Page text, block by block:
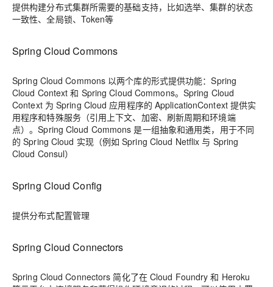
提供构建分布式集群所需要的基础支持，比如选举、集群的状态
一致性、全局锁、Token等
Spring Cloud Commons
Spring Cloud Commons 以两个库的形式提供功能：Spring
Cloud Context 和 Spring Cloud Commons。Spring Cloud
Context 为 Spring Cloud 应用程序的 ApplicationContext 提供实
用程序和特殊服务（引用上下文、加密、刷新周期和环境端
点）。Spring Cloud Commons 是一组抽象和通用类，用于不同
的 Spring Cloud 实现（例如 Spring Cloud Netflix 与 Spring
Cloud Consul）
Spring Cloud Config
提供分布式配置管理
Spring Cloud Connectors
Spring Cloud Connectors 简化了在 Cloud Foundry 和 Heroku